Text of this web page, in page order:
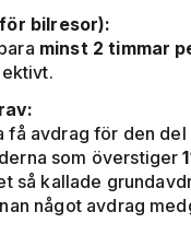
bilresor):
minst 2 timmar
få avdrag för den del
som överstiger
så kallade
något avdrag